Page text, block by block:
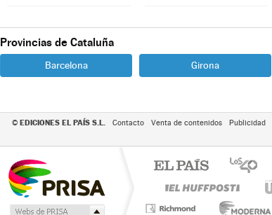
Provincias de Cataluña
Barcelona Girona
© EDICIONES EL PAÍS S.L. Contacto Venta de contenidos Publicidad